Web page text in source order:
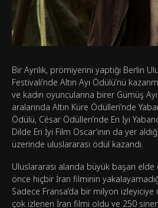
Bir Ayrılık, prömiyerini yaptığı Berlin
Festivali’nde Altın Ayı Ödülü’nü
ve kadın oyuncularına birer Gümüş
aralarında Altın Küre Ödülleri’nde
Ödülü, César Ödülleri’nde En İyi
Dilde En İyi Film Oscar’ının da yer
üzerinde uluslararası ödül kazandı.
Uluslararası alanda büyük başarı elde
önce hiçbir İran filminin
Sadece Fransa’da bir milyon
çok izlenen İran filmi oldu ve 250